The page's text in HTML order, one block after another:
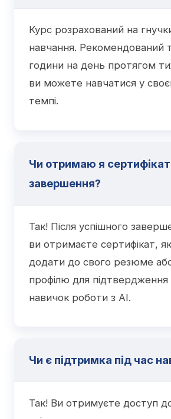
Курс розрахований на
навчання. Рекомендований
години на день протягом
ви можете навчатися у
темпі.
Чи отримаю я сертифікат
завершення?
Так! Після успішного
ви отримаєте сертифікат,
додати до свого резюме
профілю для
навичок роботи з AI.
Чи є підтримка під час
Так! Ви отримуєте доступ